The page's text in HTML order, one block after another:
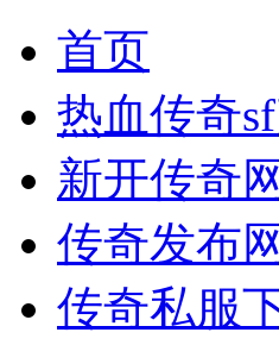
首页
热血传奇
新开传奇
传奇发布网
传奇私服